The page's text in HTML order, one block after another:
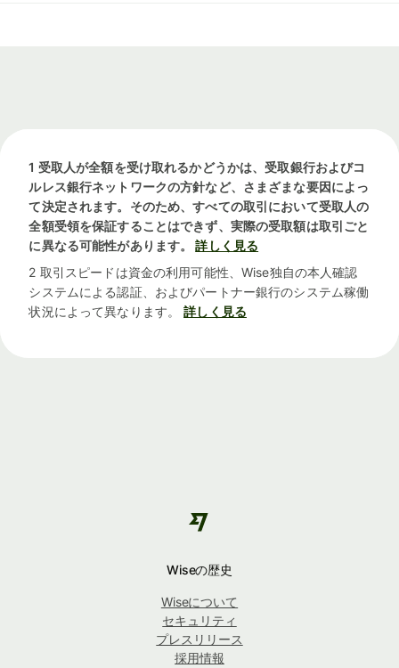
1 受取人が全額を受け取れるかどうかは、受取銀行およびコ
ルレス銀行ネットワークの方針など、さまざまな要因によっ
て決定されます。そのため、すべての取引において受取人の
全額受領を保証することはできず、実際の受取額は取引ごと
に異なる可能性があります。
詳しく見る
2 取引スピードは資金の利用可能性、Wise独自の本人確認
システムによる認証、およびパートナー銀行のシステム稼働
状況によって異なります。
詳しく見る
Wiseの歴史
Wiseについて
セキュリティ
プレスリリース
採用情報